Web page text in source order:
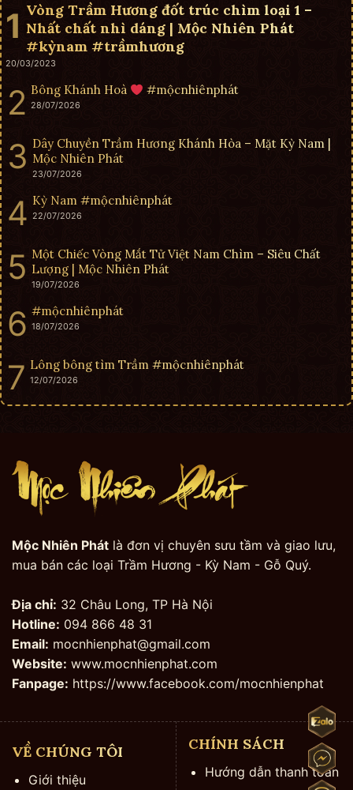
Vòng Trầm Hương đốt trúc chìm loại 1 –
Nhất chất nhì dáng | Mộc Nhiên Phát
#kỳnam #trầmhương
20/03/2023
Bông Khánh Hoà #mộcnhiênphát
28/07/2026
Dây Chuyền Trầm Hương Khánh Hòa – Mặt Kỳ Nam |
Mộc Nhiên Phát
23/07/2026
Kỳ Nam #mộcnhiênphát
22/07/2026
Một Chiếc Vòng Mắt Tử Việt Nam Chìm – Siêu Chất
Lượng | Mộc Nhiên Phát
19/07/2026
#mộcnhiênphát
18/07/2026
Lông bông tìm Trầm #mộcnhiênphát
12/07/2026
Mộc Nhiên Phát là đơn vị chuyên sưu tầm và giao lưu,
mua bán các loại Trầm Hương - Kỳ Nam - Gỗ Quý.
Địa chỉ: 32 Châu Long, TP Hà Nội
Hotline: 094 866 48 31
Email: mocnhienphat@gmail.com
Website: www.mocnhienphat.com
Fanpage: https://www.facebook.com/mocnhienphat
VỀ CHÚNG TÔI
Giới thiệu
CHÍNH SÁCH
Hướng dẫn thanh toán